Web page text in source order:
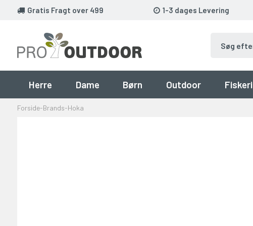
Gratis Fragt over 499 1-3 dages Levering
Herre Dame Børn Outdoor Fiskeri
Forside-Brands-Hoka